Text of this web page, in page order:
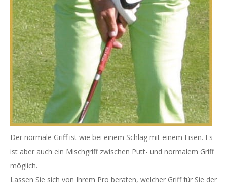
Der normale Griff ist wie bei einem Schlag mit einem Eisen. Es
ist aber auch ein Mischgriff zwischen Putt- und normalem Griff
möglich.
Lassen Sie sich von Ihrem Pro beraten, welcher Griff für Sie der